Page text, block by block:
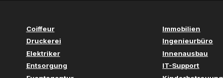
Coiffeur
Druckerei
Elektriker
Entsorgung
Immobilien
Ingenieurbüro
Innenausbau
IT-Support